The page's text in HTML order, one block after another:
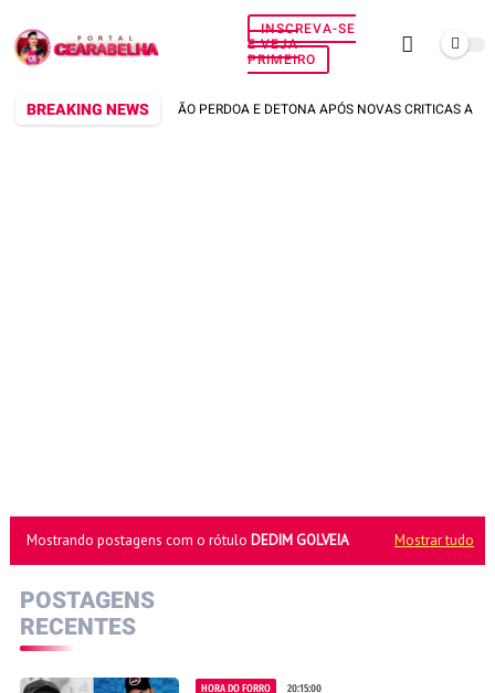
INSCREVA-SE
E VEJA
PRIMEIRO
BREAKING NEWS
BERG RABELO NÃO PERDOA E DETONA APÓS NOVAS CRITICAS A VOZ
Mostrando postagens com o rótulo DEDIM GOLVEIA Mostrar tudo
POSTAGENS
RECENTES
HORA DO FORRO 20:15:00